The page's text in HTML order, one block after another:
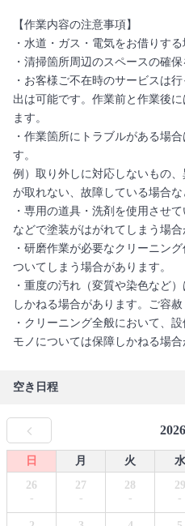
【作業内容の注意事項】
・水道・ガス・電気をお借りする
・清掃箇所周辺のスペースの確保
・お客様ご不在時のサービスは
出は可能です。作業前と作業後
ます。
・作業箇所にトラブルがある場
す。
例）取り外しに対応しないもの
が取れない、故障している場合な
・専用の道具・洗剤を使用させ
などで塗装がはがれてしまう場
・研磨作業が必要なクリーニン
ついてしまう場合があります。
・重度の汚れ（変質や染色など
しかねる場合があります。ご容赦
・クリーニング全般において、
モノについては保障しかねる場合
空き日程
日 月 火 水
26
-
27
-
28
-
29
-